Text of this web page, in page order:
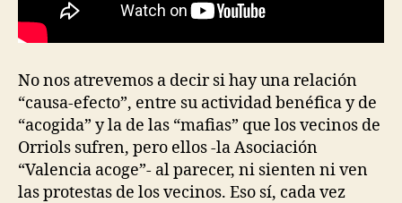
No nos atrevemos a decir si hay una relación
“causa-efecto”, entre su actividad benéfica y de
“acogida” y la de las “mafias” que los vecinos de
Orriols sufren, pero ellos -la Asociación
“Valencia acoge”- al parecer, ni sienten ni ven
las protestas de los vecinos. Eso sí, cada vez